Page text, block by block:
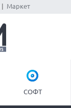
Маркет
СОФТ